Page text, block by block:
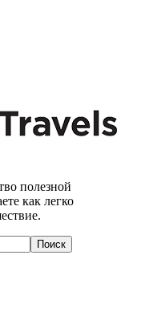
полезной
как легко